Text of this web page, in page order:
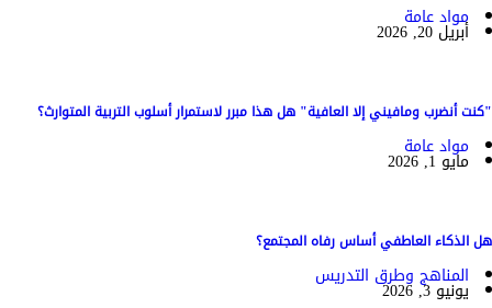
مواد عامة
أبريل 20, 2026
"كنت أنضرب ومافيني إلا العافية" هل هذا مبرر لاستمرار أسلوب التربية المتوارث؟
مواد عامة
مايو 1, 2026
هل الذكاء العاطفي أساس رفاه المجتمع؟
المناهج وطرق التدريس
يونيو 3, 2026